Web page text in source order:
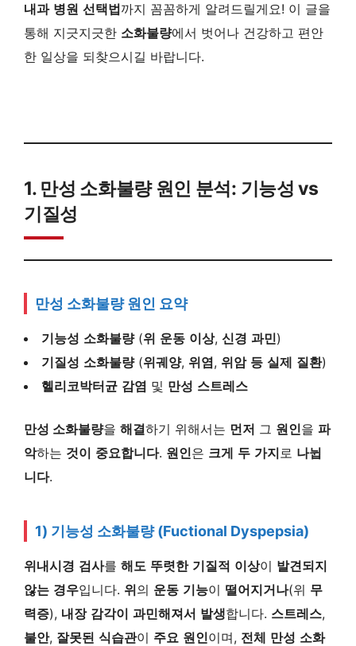
내과 병원 선택법까지 꼼꼼하게 알려드릴게요! 이 글을
통해 지긋지긋한 소화불량에서 벗어나 건강하고 편안
한 일상을 되찾으시길 바랍니다.
1. 만성 소화불량 원인 분석: 기능성 vs
기질성
만성 소화불량 원인 요약
기능성 소화불량(위 운동 이상, 신경 과민)
기질성 소화불량(위궤양, 위염, 위암 등 실제 질환)
헬리코박터균 감염 및 만성 스트레스
만성 소화불량을 해결하기 위해서는 먼저 그 원인을 파
악하는 것이 중요합니다. 원인은 크게 두 가지 로 나뉩
니다.
1) 기능성 소화불량 (Fuctional Dyspepsia)
위내시경 검사를 해도 뚜렷한 기질적 이상이 발견되지
않는 경우입니다. 위의 운동 기능이 떨어지거나(위 무
력증), 내장 감각이 과민해져서 발생합니다. 스트레스,
불안, 잘못된 식습관이 주요 원인이며, 전체 만성 소화